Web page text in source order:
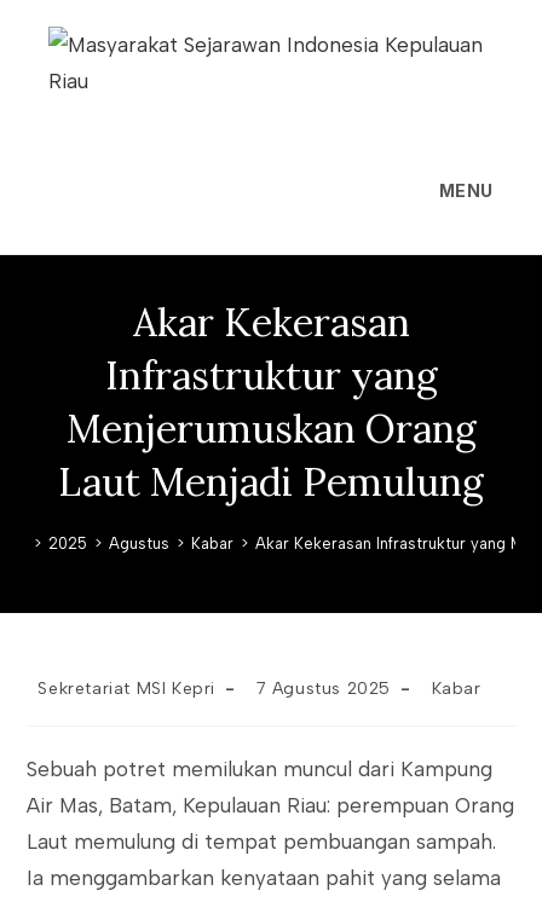
content
MENU
Akar Kekerasan
Infrastruktur yang
Menjerumuskan Orang
Laut Menjadi Pemulung
> 2025 > Agustus > Kabar > Akar Kekerasan Infrastruktur yang
Post
Sekretariat MSI Kepri
Post
7 Agustus 2025
Post
Kabar
Sebuah potret memilukan muncul dari Kampung
Air Mas, Batam, Kepulauan Riau: perempuan Orang
Laut memulung di tempat pembuangan sampah.
Ia menggambarkan kenyataan pahit yang selama